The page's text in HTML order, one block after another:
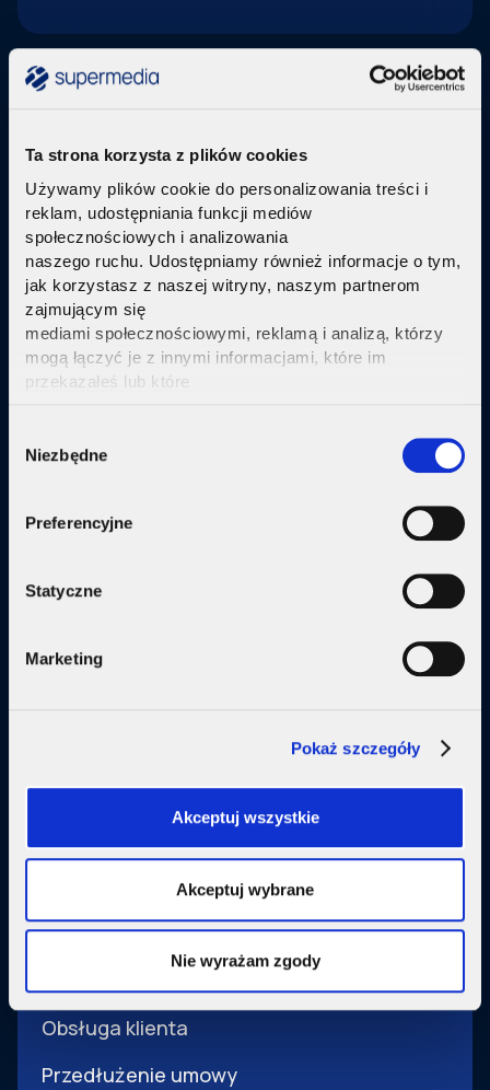
Ta strona korzysta z plików cookies
Używamy plików cookie do personalizowania treści i
reklam, udostępniania funkcji mediów
społecznościowych i analizowania
naszego ruchu. Udostępniamy również informacje o tym,
jak korzystasz z naszej witryny, naszym partnerom
zajmującym się
mediami społecznościowymi, reklamą i analizą, którzy
mogą łączyć je z innymi informacjami, które im
przekazałeś lub które
Selection
Niezbędne
Preferencyjne
Statyczne
Marketing
Pokaż szczegóły
Akceptuj wszystkie
Akceptuj wybrane
Nie wyrażam zgody
Telewizja Replay
Pakiety internetu z nowoczesną telewizją
technologi IPTV Replay TV.
Sprawdź
Internet + telewizja
Internet + plan komórkowy
Małe firmy
SupermediaGo
Pomoc i obsługa
Obsługa klienta
Przedłużenie umowy